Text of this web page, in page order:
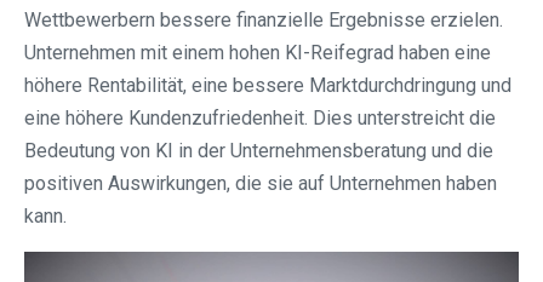
Wettbewerbern bessere finanzielle Ergebnisse erzielen.
Unternehmen mit einem hohen KI-Reifegrad haben eine
höhere Rentabilität, eine bessere Marktdurchdringung und
eine höhere Kundenzufriedenheit. Dies unterstreicht die
Bedeutung von KI in der Unternehmensberatung und die
positiven Auswirkungen, die sie auf Unternehmen haben
kann.